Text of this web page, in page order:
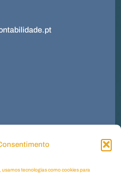
tecnologias como cookies para